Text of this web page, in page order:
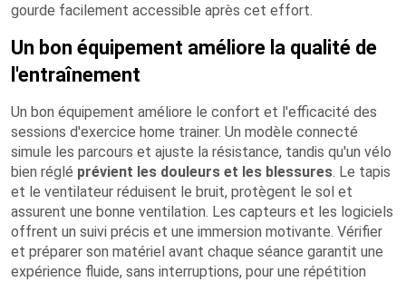
gourde facilement accessible après cet effort.
Un bon équipement améliore la qualité de
l'entraînement
Un bon équipement améliore le confort et l'efficacité des
sessions d'exercice home trainer. Un modèle connecté
simule les parcours et ajuste la résistance, tandis qu'un vélo
bien réglé prévient les douleurs et les blessures. Le tapis
et le ventilateur réduisent le bruit, protègent le sol et
assurent une bonne ventilation. Les capteurs et les logiciels
offrent un suivi précis et une immersion motivante. Vérifier
et préparer son matériel avant chaque séance garantit une
expérience fluide, sans interruptions, pour une répétition